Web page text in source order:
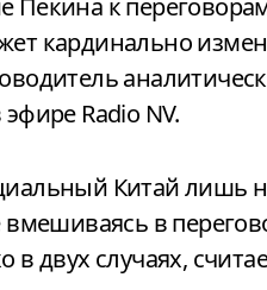
кардинально
Radio NV.
Китай лишь
вмешиваясь в
в двух случаях,